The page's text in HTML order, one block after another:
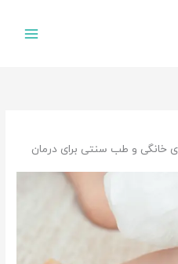
و طب سنتی برای درمان